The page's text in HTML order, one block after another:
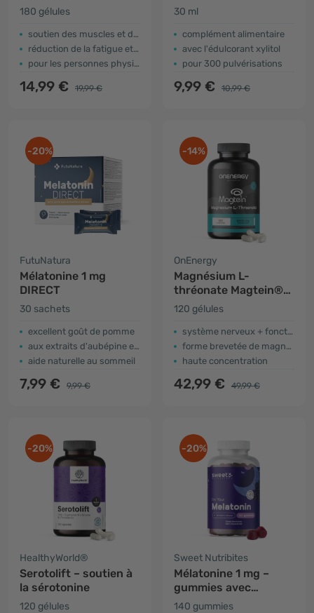
180 gélules
soutien des muscles et du système immunitaire
réduction de la fatigue et de l'épuisement
pour les personnes physiquement actives
14,99 € 19,99 €
30 ml
complément alimentaire
avec l'édulcorant xylitol
pour 300 pulvérisations
9,99 € 10,99 €
-20%
FutuNatura
Mélatonine 1 mg
DIRECT
30 sachets
excellent goût de pomme
aux extraits d'aubépine et de mélisse
aide naturelle au sommeil
7,99 € 9,99 €
-14%
OnEnergy
Magnésium L-
thréonate Magtein®
2000 mg
120 gélules
système nerveux + fonctionnement psychologique
forme brevetée de magnésium
haute concentration
42,99 € 49,99 €
-20%
HealthyWorld®
Serotolift – soutien à
la sérotonine
120 gélules
-20%
Sweet Nutribites
Mélatonine 1 mg –
gummies avec
hormone naturelle
140 gummies